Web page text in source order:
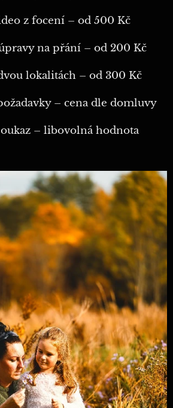
z focení – od 500 Kč
na přání – od 200 Kč
lokalitách – od 300 Kč
– cena dle domluvy
– libovolná hodnota